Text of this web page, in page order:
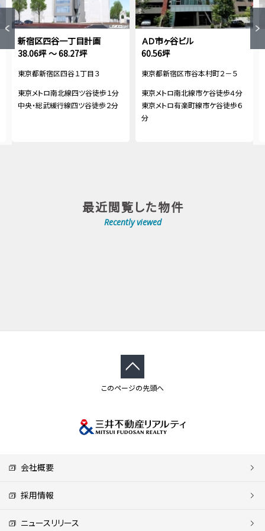
新宿区四谷一丁目計画
38.06坪 ～ 68.27坪
東京都新宿区四谷１丁目３
東京メトロ南北線四ツ谷徒歩１分
中央・総武緩行線四ツ谷徒歩２分
ＡＤ市ヶ谷ビル
60.56坪
東京都新宿区市谷本村町２－５
東京メトロ南北線市ケ谷徒歩４分
東京メトロ有楽町線市ケ谷徒歩６
分
最近閲覧した物件
Recently viewed
このページの先頭へ
会社概要
採用情報
ニュースリリース